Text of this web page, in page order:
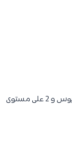
تقدم الكلية 6 تخصصات (4 على مستوى البكالوريوس و 2 على مستوى